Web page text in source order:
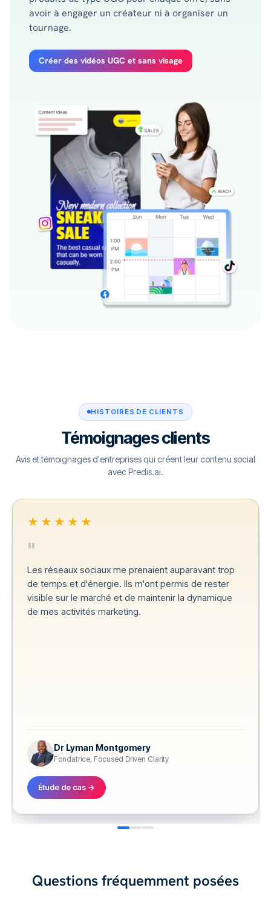
avoir à engager un créateur ni à organiser un
tournage.
Créer des vidéos UGC et sans visage
HISTOIRES DE CLIENTS
Témoignages clients
Avis et témoignages d'entreprises qui créent leur contenu social
avec Predis.ai.
★★★★★
"
Les réseaux sociaux me prenaient auparavant trop
de temps et d'énergie. Ils m'ont permis de rester
visible sur le marché et de maintenir la dynamique
de mes activités marketing.
Dr Lyman Montgomery
Fondatrice, Focused Driven Clarity
Étude de cas →
Questions fréquemment posées